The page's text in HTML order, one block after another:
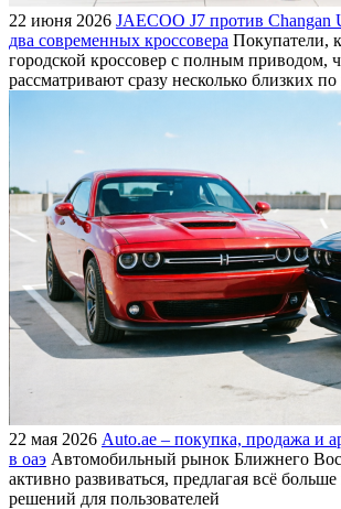
22 июня 2026 JAECOO J7 против Changan
два современных кроссовера Покупатели,
городской кроссовер с полным приводом,
рассматривают сразу несколько близких
22 мая 2026 Auto.ae – покупка, продажа и
в оаэ Автомобильный рынок Ближнего
активно развиваться, предлагая всё
решений для пользователей